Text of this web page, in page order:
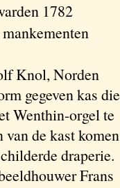
1782
Knol, Norden
gegeven kas die
Wenthin-orgel te
de kast komen
draperie.
Frans